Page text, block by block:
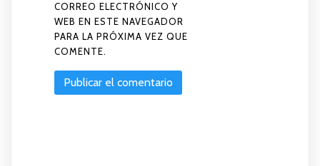
CORREO ELECTRÓNICO Y
WEB EN ESTE NAVEGADOR
PARA LA PRÓXIMA VEZ QUE
COMENTE.